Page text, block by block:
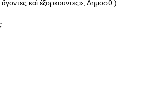
καὶ ἐξορκοῡντες», Δημοσθ. )